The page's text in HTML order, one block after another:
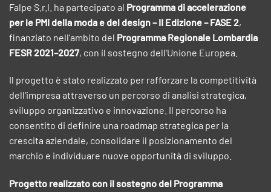
Falpe S.r.l. ha partecipato al Programma di accelerazione
per le PMI della moda e del design – II Edizione – FASE 2,
finanziato nell'ambito del Programma Regionale Lombardia
FESR 2021–2027, con il sostegno dell'Unione Europea.
Il progetto è stato realizzato per rafforzare la competitività
dell'impresa attraverso un percorso di analisi strategica,
sviluppo organizzativo e innovazione. Il percorso ha
consentito di definire una roadmap strategica per la
crescita aziendale, consolidare il posizionamento del
marchio e individuare nuove opportunità di sviluppo.
Progetto realizzato con il sostegno del Programma